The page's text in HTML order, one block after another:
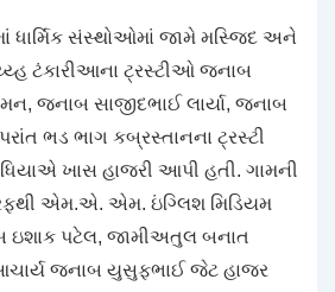
ધાર્મિક સંસ્થોઓમાં જામે મસ્જિદ અને
ટંકારીઆના ટ્રસ્ટીઓ જનાબ
જનાબ સાજીદભાઈ લાર્યા, જનાબ
ભડ ભાગ કબ્રસ્તાનના ટ્રસ્ટી
ખાસ હાજરી આપી હતી. ગામની
એમ.એ. એમ. ઇંગ્લિશ મિડિયમ
ઇશાક પટેલ, જામીઅતુલ બનાત
જનાબ યુસુફભાઈ જેટ હાજર